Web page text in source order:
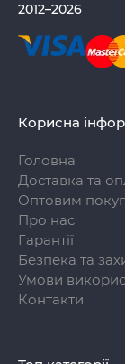
2012–2026
Корисна
Головна
Доставка та
Оптовим
Про нас
Гарантії
Безпека та
Умови
Контакти